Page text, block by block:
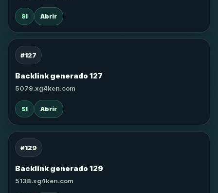
SI Abrir
#127
Backlink generado 127
5079.xg4ken.com
SI Abrir
#129
Backlink generado 129
5138.xg4ken.com